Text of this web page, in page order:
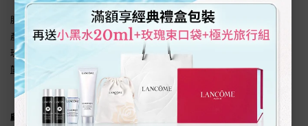
服務時間(國定假日除外) 週一至週五 9:30~18:00
產品諮詢&線上購物服務專線: 0800-211-198
玫瑰會務中心:
蘭蔻LINE線上客服
顧客服務